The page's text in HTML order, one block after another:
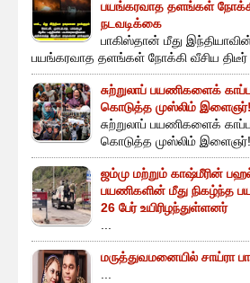
பயங்கரவாத தளங்கள்
நடவடிக்கை
பாகிஸ்தான் மீது
பயங்கரவாத தளங்கள் நோக்கி வீசிய திடீர்
சுற்றுலாப் பயணிகளைக்
கொடுத்த முஸ்லிம் இளைஞர்!
சுற்றுலாப் பயணிகளைக்
கொடுத்த முஸ்லிம்
ஜம்மு மற்றும் காஷ்மீரின்
பயணிகளின் மீது நிகழ்ந்த
26 பேர் உயிரிழந்துள்ளனர்
...
மருத்துவமனையில் சாய்ரா
...